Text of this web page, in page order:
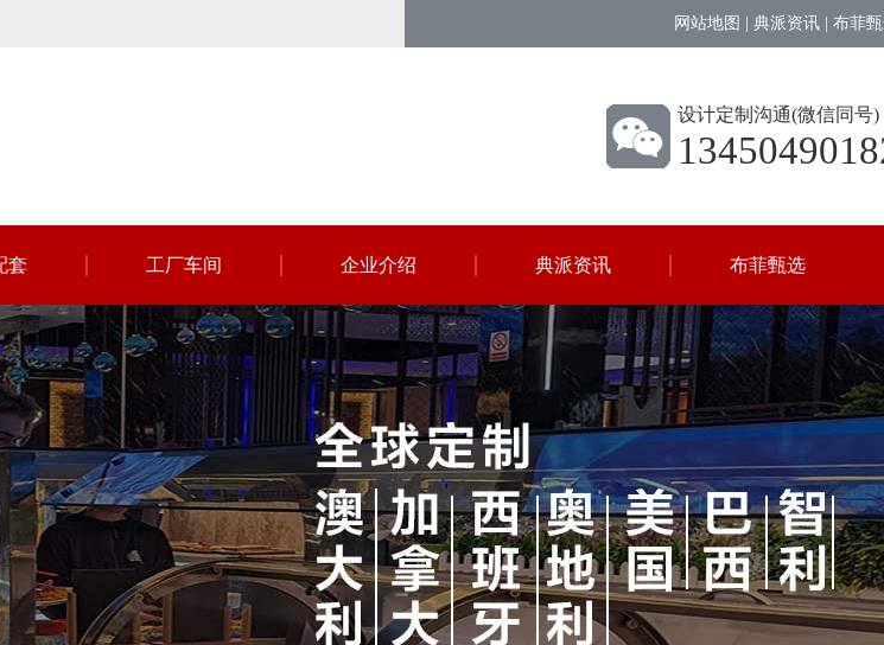
网站地图 典派资讯 布菲
设计定制沟通(微信同号)
套 工厂车间 企业介绍 典派资讯 布菲甄选